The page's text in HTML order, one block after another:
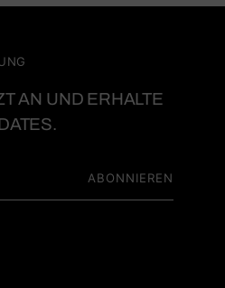
AN UND ERHALTE
ABONNIEREN